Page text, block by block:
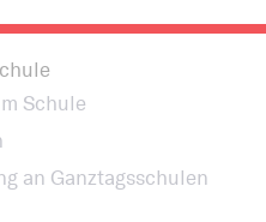
Schule
an Ganztagsschulen